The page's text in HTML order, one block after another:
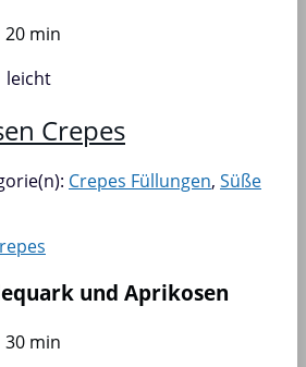
min
leicht
Crepes
Crepes Füllungen, Süße
und Aprikosen
min